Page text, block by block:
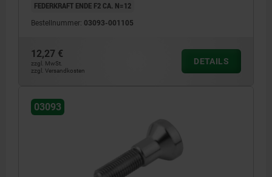
FEDERKRAFT ENDE F2 CA. N=12
Bestellnummer: 03093-001105
12,27 €
zzgl. MwSt.
zzgl. Versandkosten
DETAILS
03093